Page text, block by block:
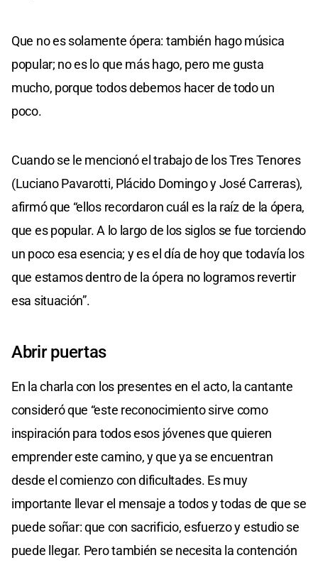
Que no es solamente ópera: también hago música
popular; no es lo que más hago, pero me gusta
mucho, porque todos debemos hacer de todo un
poco.
Cuando se le mencionó el trabajo de los Tres Tenores
(Luciano Pavarotti, Plácido Domingo y José Carreras),
afirmó que “ellos recordaron cuál es la raíz de la ópera,
que es popular. A lo largo de los siglos se fue torciendo
un poco esa esencia; y es el día de hoy que todavía los
que estamos dentro de la ópera no logramos revertir
esa situación”.
Abrir puertas
En la charla con los presentes en el acto, la cantante
consideró que “este reconocimiento sirve como
inspiración para todos esos jóvenes que quieren
emprender este camino, y que ya se encuentran
desde el comienzo con dificultades. Es muy
importante llevar el mensaje a todos y todas de que se
puede soñar: que con sacrificio, esfuerzo y estudio se
puede llegar. Pero también se necesita la contención